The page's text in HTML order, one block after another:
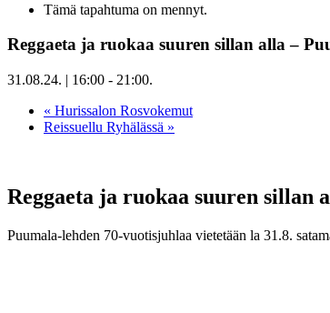
Tämä tapahtuma on mennyt.
Reggaeta ja ruokaa suuren sillan alla –
31.08.24. | 16:00 - 21:00.
« Hurissalon Rosvokemut
Reissuellu Ryhälässä »
Reggaeta ja ruokaa suuren sillan
Puumala-lehden 70-vuotisjuhlaa vietetään la 31.8.